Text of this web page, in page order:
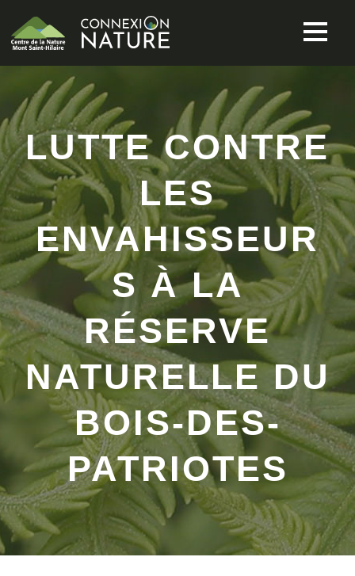
LUTTE CONTRE
LES
ENVAHISSEUR
S À LA
RÉSERVE
NATURELLE DU
BOIS-DES-
PATRIOTES